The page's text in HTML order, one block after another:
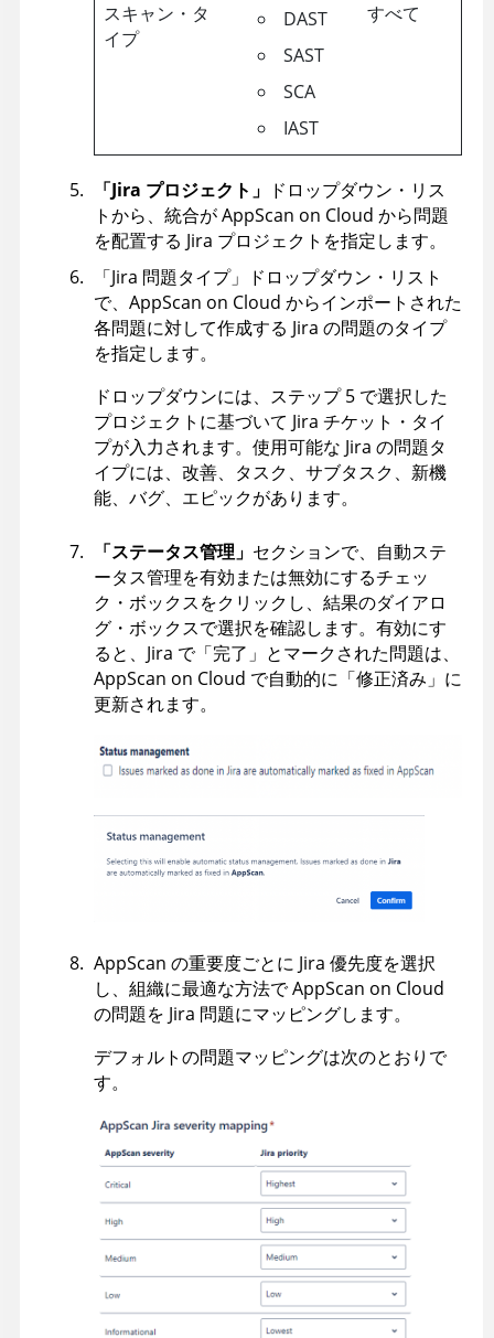
スキャン・タ
イプ
DAST
SAST
SCA
IAST
すべて
「Jira プロジェクト」 ドロップダウン・リス
トから、統合がAppScan on Cloud から問題
を配置する Jira プロジェクトを指定します。
「Jira 問題タイプ」ドロップダウン・リスト
で、 AppScan on Cloud からインポートされた
各問題に対して作成する Jira の問題のタイプ
を指定します。
ドロップダウンには、ステップ 5 で選択した
プロジェクトに基づいて Jira チケット・タイ
プが入力されます。使用可能な Jira の問題タ
イプには、改善、タスク、サブタスク、新機
能、バグ、エピックがあります。
「ステータス管理」 セクションで、自動ステ
ータス管理を有効または無効にするチェッ
ク・ボックスをクリックし、結果のダイアロ
グ・ボックスで選択を確認します。有効にす
ると、Jira で「完了」とマークされた問題は、
AppScan on Cloud で自動的に「修正済み」に
更新されます。
AppScan の重要度ごとに Jira 優先度を選択
し、組織に最適な方法でAppScan on Cloud
の問題を Jira 問題にマッピングします。
デフォルトの問題マッピングは次のとおりで
す。